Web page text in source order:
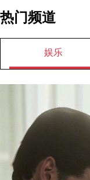
热门频道
娱乐